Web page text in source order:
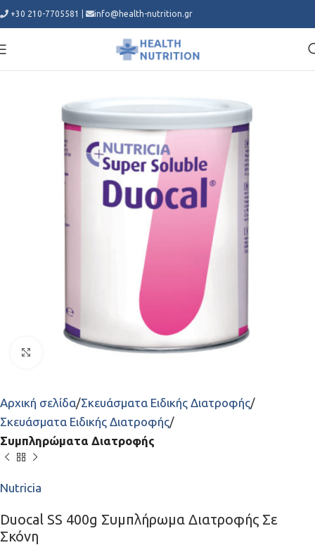
+30 210-7705581 info@health-nutrition.gr
Click to enlarge
Αρχική σελίδα Σκευάσματα Ειδικής Διατροφής
Σκευάσματα Ειδικής Διατροφής
Συμπληρώματα Διατροφής
Nutricia
Duocal SS 400g Συμπλήρωμα Διατροφής Σε
Σκόνη